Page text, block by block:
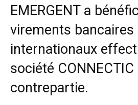
EMERGENT a
virements bancaires
internationaux
société
contrepartie.